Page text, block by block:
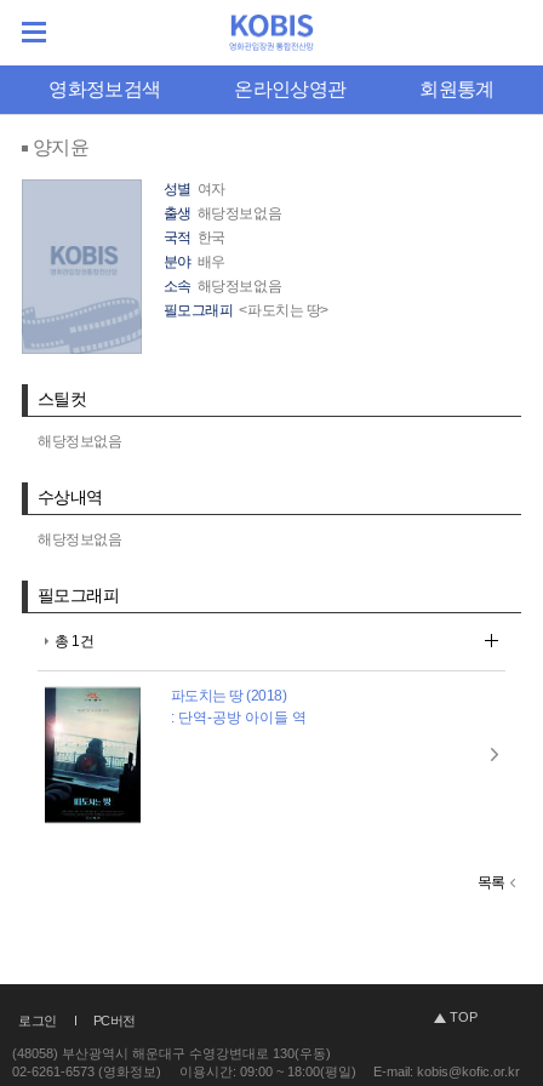
영화정보검색 온라인상영관 회원통계
양지윤
성별 여자
출생 해당정보없음
국적 한국
분야 배우
소속 해당정보없음
필모그래피 <파도치는 땅>
스틸컷
해당정보없음
수상내역
해당정보없음
필모그래피
총 1건
파도치는 땅 (2018)
: 단역-공방 아이들 역
목록
로그인 PC버전 TOP
(48058) 부산광역시 해운대구 수영강변대로 130(우동)
02-6261-6573 (영화정보)
이용시간: 09:00 ~ 18:00(평일) E-mail: kobis@kofic.or.kr